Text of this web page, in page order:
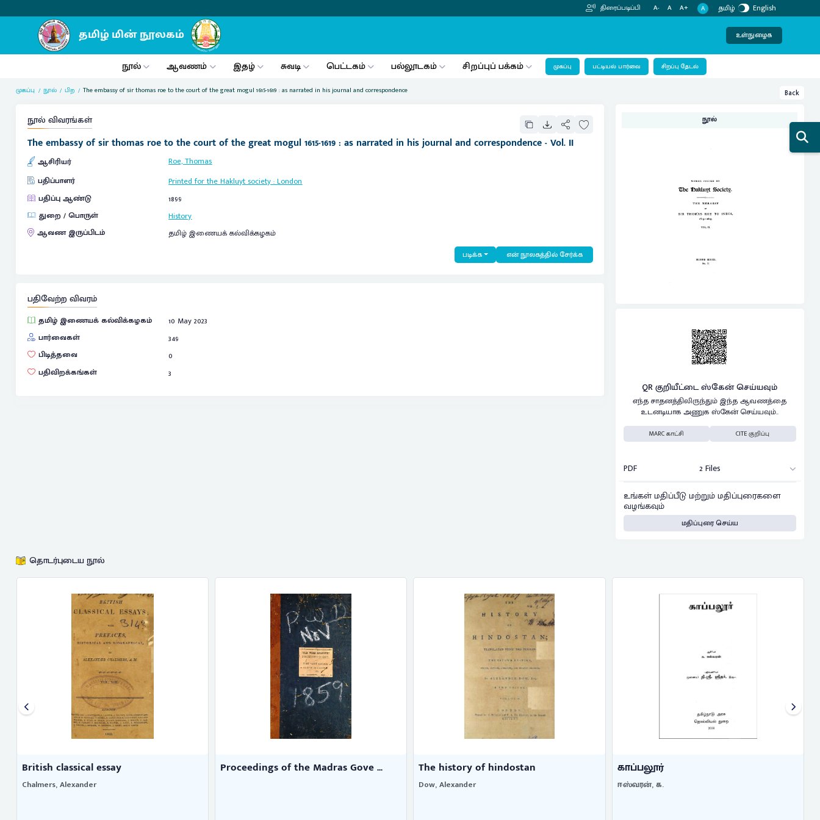
திரைப்படிப்பி A- A A+ A தமிழ் English
உள்நுழைக
நூல் ஆவணம் இதழ் சுவடி பெட்டகம் பல்லூடகம் சிறப்புப் பக்கம் முகப்பு பட்டியல் பார்வை சிறப்பு தேடல்
முகப்பு நூல் பிற The embassy of sir thomas roe to the court of the great mogul 1615-1619 : as narrated in his journal and correspondence Back
நூல் விவரங்கள்
The embassy of sir thomas roe to the court of the great mogul 1615-1619 : as narrated in his journal and correspondence - Vol. II
ஆசிரியர்
Roe, Thomas
பதிப்பாளர்
Printed for the Hakluyt society:London
பதிப்பு ஆண்டு
1899
துறை / பொருள்
History
ஆவண இருப்பிடம்
தமிழ் இணையக் கல்விக்கழகம்
படிக்க என் நூலகத்தில் சேர்க்க
பதிவேற்ற விவரம்
தமிழ் இணையக் கல்விக்கழகம்
10 May 2023
பார்வைகள்
349
பிடித்தவை
0
பதிவிறக்கங்கள்
3
நூல்
QR குறியீட்டை ஸ்கேன் செய்யவும்
எந்த சாதனத்திலிருந்தும் இந்த ஆவணத்தை
உடனடியாக அணுக ஸ்கேன் செய்யவும்..
MARC காட்சி CITE குறிப்பு
PDF 2 Files
உங்கள் மதிப்பீடு மற்றும் மதிப்புரைகளை
வழங்கவும்
மதிப்புரை செய்ய
தொடர்புடைய நூல்
Proceedings of the Madras Gove ... The history of hindostan காப்பலூர்
ஈஸ்வரன், க.
SCHEMES IN CAUVERY BASIN IN TA ...